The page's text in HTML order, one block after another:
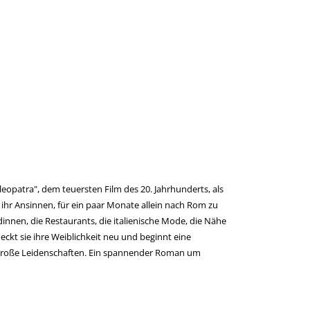
dem teuersten Film des 20. Jahrhunderts, als
Ansinnen, für ein paar Monate allein nach Rom zu
die Restaurants, die italienische Mode, die Nähe
sie ihre Weiblichkeit neu und beginnt eine
Leidenschaften. Ein spannender Roman um